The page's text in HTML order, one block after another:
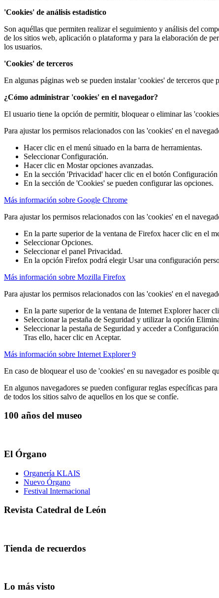
'Cookies' de análisis estadístico
Son aquéllas que permiten realizar el seguimiento y análisis del
de los sitios web, aplicación o plataforma y para la elaboración de
los usuarios.
'Cookies' de terceros
En algunas páginas web se pueden instalar 'cookies' de terceros
¿Cómo administrar 'cookies' en el navegador?
El usuario tiene la opción de permitir, bloquear o eliminar las
Para ajustar los permisos relacionados con las 'cookies' en el
Hacer clic en el menú situado en la barra de herramientas.
Seleccionar Configuración.
Hacer clic en Mostar opciones avanzadas.
En la sección 'Privacidad' hacer clic en el botón Configuración
En la sección de 'Cookies' se pueden configurar las opciones.
Más información sobre Google Chrome
Para ajustar los permisos relacionados con las 'cookies' en el
En la parte superior de la ventana de Firefox hacer clic en el
Seleccionar Opciones.
Seleccionar el panel Privacidad.
En la opción Firefox podrá elegir Usar una configuración
Más información sobre Mozilla Firefox
Para ajustar los permisos relacionados con las 'cookies' en el
En la parte superior de la ventana de Internet Explorer hacer
Seleccionar la pestaña de Seguridad y utilizar la opción
Seleccionar la pestaña de Seguridad y acceder a
Tras ello, hacer clic en Aceptar.
Más información sobre Internet Explorer 9
En caso de bloquear el uso de 'cookies' en su navegador es posible
En algunos navegadores se pueden configurar reglas específicas
de todos los sitios salvo de aquellos en los que se confíe.
100 años del museo
El Órgano
Organería KLAIS
Nuevo Órgano
Festival Internacional
Revista Catedral de León
Tienda de recuerdos
Lo más visto